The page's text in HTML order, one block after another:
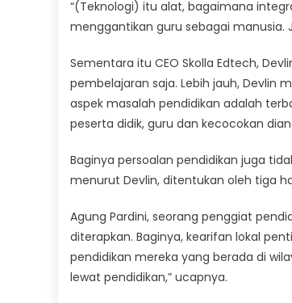
“(Teknologi) itu alat, bagaimana
menggantikan guru sebagai manusia.
Sementara itu CEO Skolla Edtech,
pembelajaran saja. Lebih jauh, Devlin
aspek masalah pendidikan adalah
peserta didik, guru dan kecocokan
Baginya persoalan pendidikan juga
menurut Devlin, ditentukan oleh tiga
Agung Pardini, seorang penggiat
diterapkan. Baginya, kearifan lokal
pendidikan mereka yang berada di
lewat pendidikan,” ucapnya.